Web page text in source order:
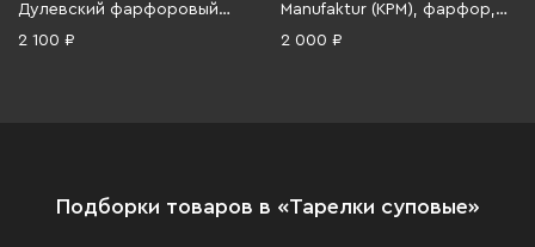
Дулевский фарфоровый
завод (Дулёво), фарфор,
2 100 ₽
Manufaktur (KPM), фарфор,
деколь, золочение, Польша,
2 000 ₽
Подборки товаров в «Тарелки суповые»